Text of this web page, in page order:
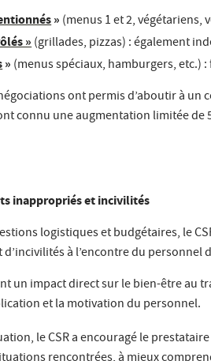
» (menus 1 et 2, végétariens,
»(grillades, pizzas) : également
» (menus spéciaux, hamburgers, etc.)
ont permis d’aboutir à
connu une augmentation limitée de
inappropriés et incivilités
logistiques et budgétaires, le
à l’encontre du personnel
un impact direct sur le bien-être au
et la motivation du personnel.
le CSR a encouragé le